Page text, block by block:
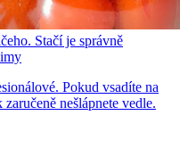
Stačí je správně
Pokud vsadíte na
nešlápnete vedle.